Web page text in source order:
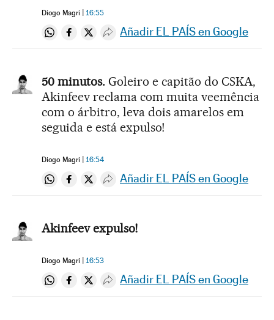
Diogo Magri 16:55
Compartir en Whatsapp
Compartir en Facebook
Compartir en Twitter
Desplegar Redes Sociales
Añadir EL PAÍS en Google
50 minutos. Goleiro e capitão do CSKA,
Akinfeev reclama com muita veemência
com o árbitro, leva dois amarelos em
seguida e está expulso!
Diogo Magri 16:54
Compartir en Whatsapp
Compartir en Facebook
Compartir en Twitter
Desplegar Redes Sociales
Añadir EL PAÍS en Google
Akinfeev expulso!
Diogo Magri 16:53
Compartir en Whatsapp
Compartir en Facebook
Compartir en Twitter
Desplegar Redes Sociales
Añadir EL PAÍS en Google